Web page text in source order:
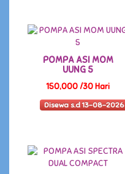
POMPA ASI MOM
UUNG 5
150,000 /30 Hari
Disewa s.d 13-08-2026